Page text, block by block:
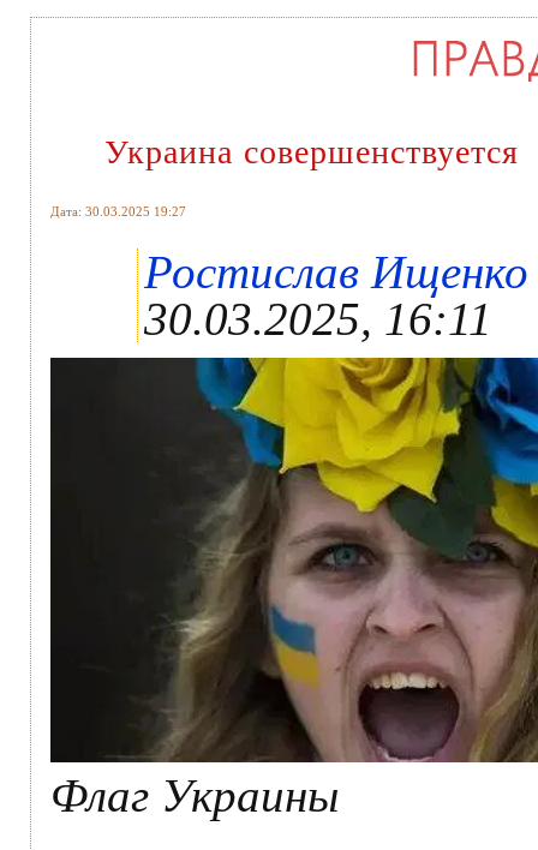
Украина совершенствуется
Дата: 30.03.2025 19:27
Ростислав
30.03.2025, 16:11
Флаг Украины